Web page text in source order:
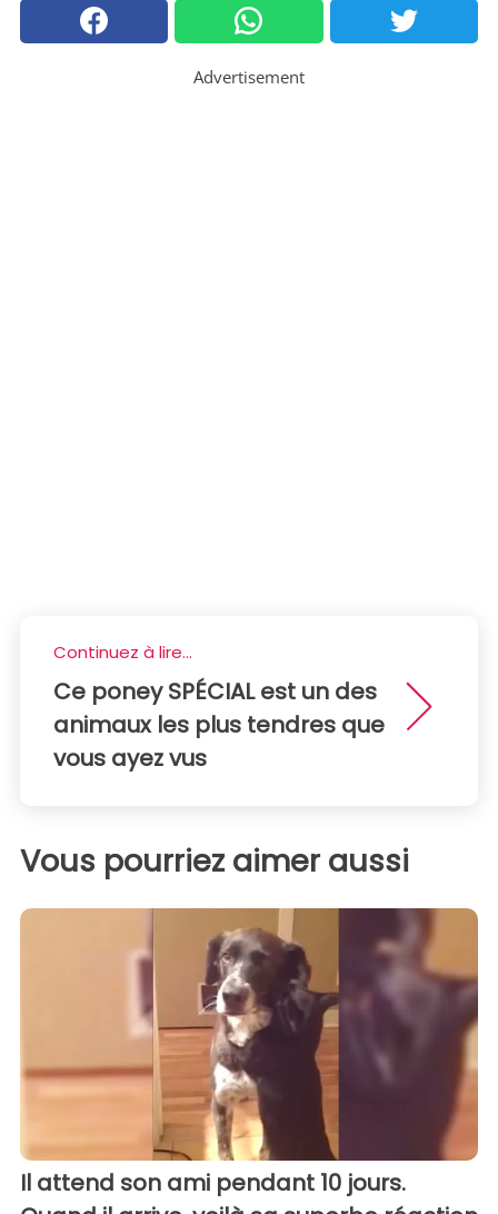
Advertisement
Continuez à lire...
Ce poney SPÉCIAL est un des
animaux les plus tendres que
vous ayez vus
Vous pourriez aimer aussi
Il attend son ami pendant 10 jours.